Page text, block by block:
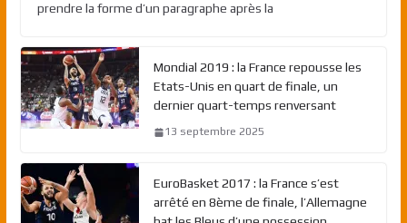
prendre la forme d’un paragraphe après la
Mondial 2019 : la France repousse les
Etats-Unis en quart de finale, un
dernier quart-temps renversant
13 septembre 2025
EuroBasket 2017 : la France s’est
arrêté en 8ème de finale, l’Allemagne